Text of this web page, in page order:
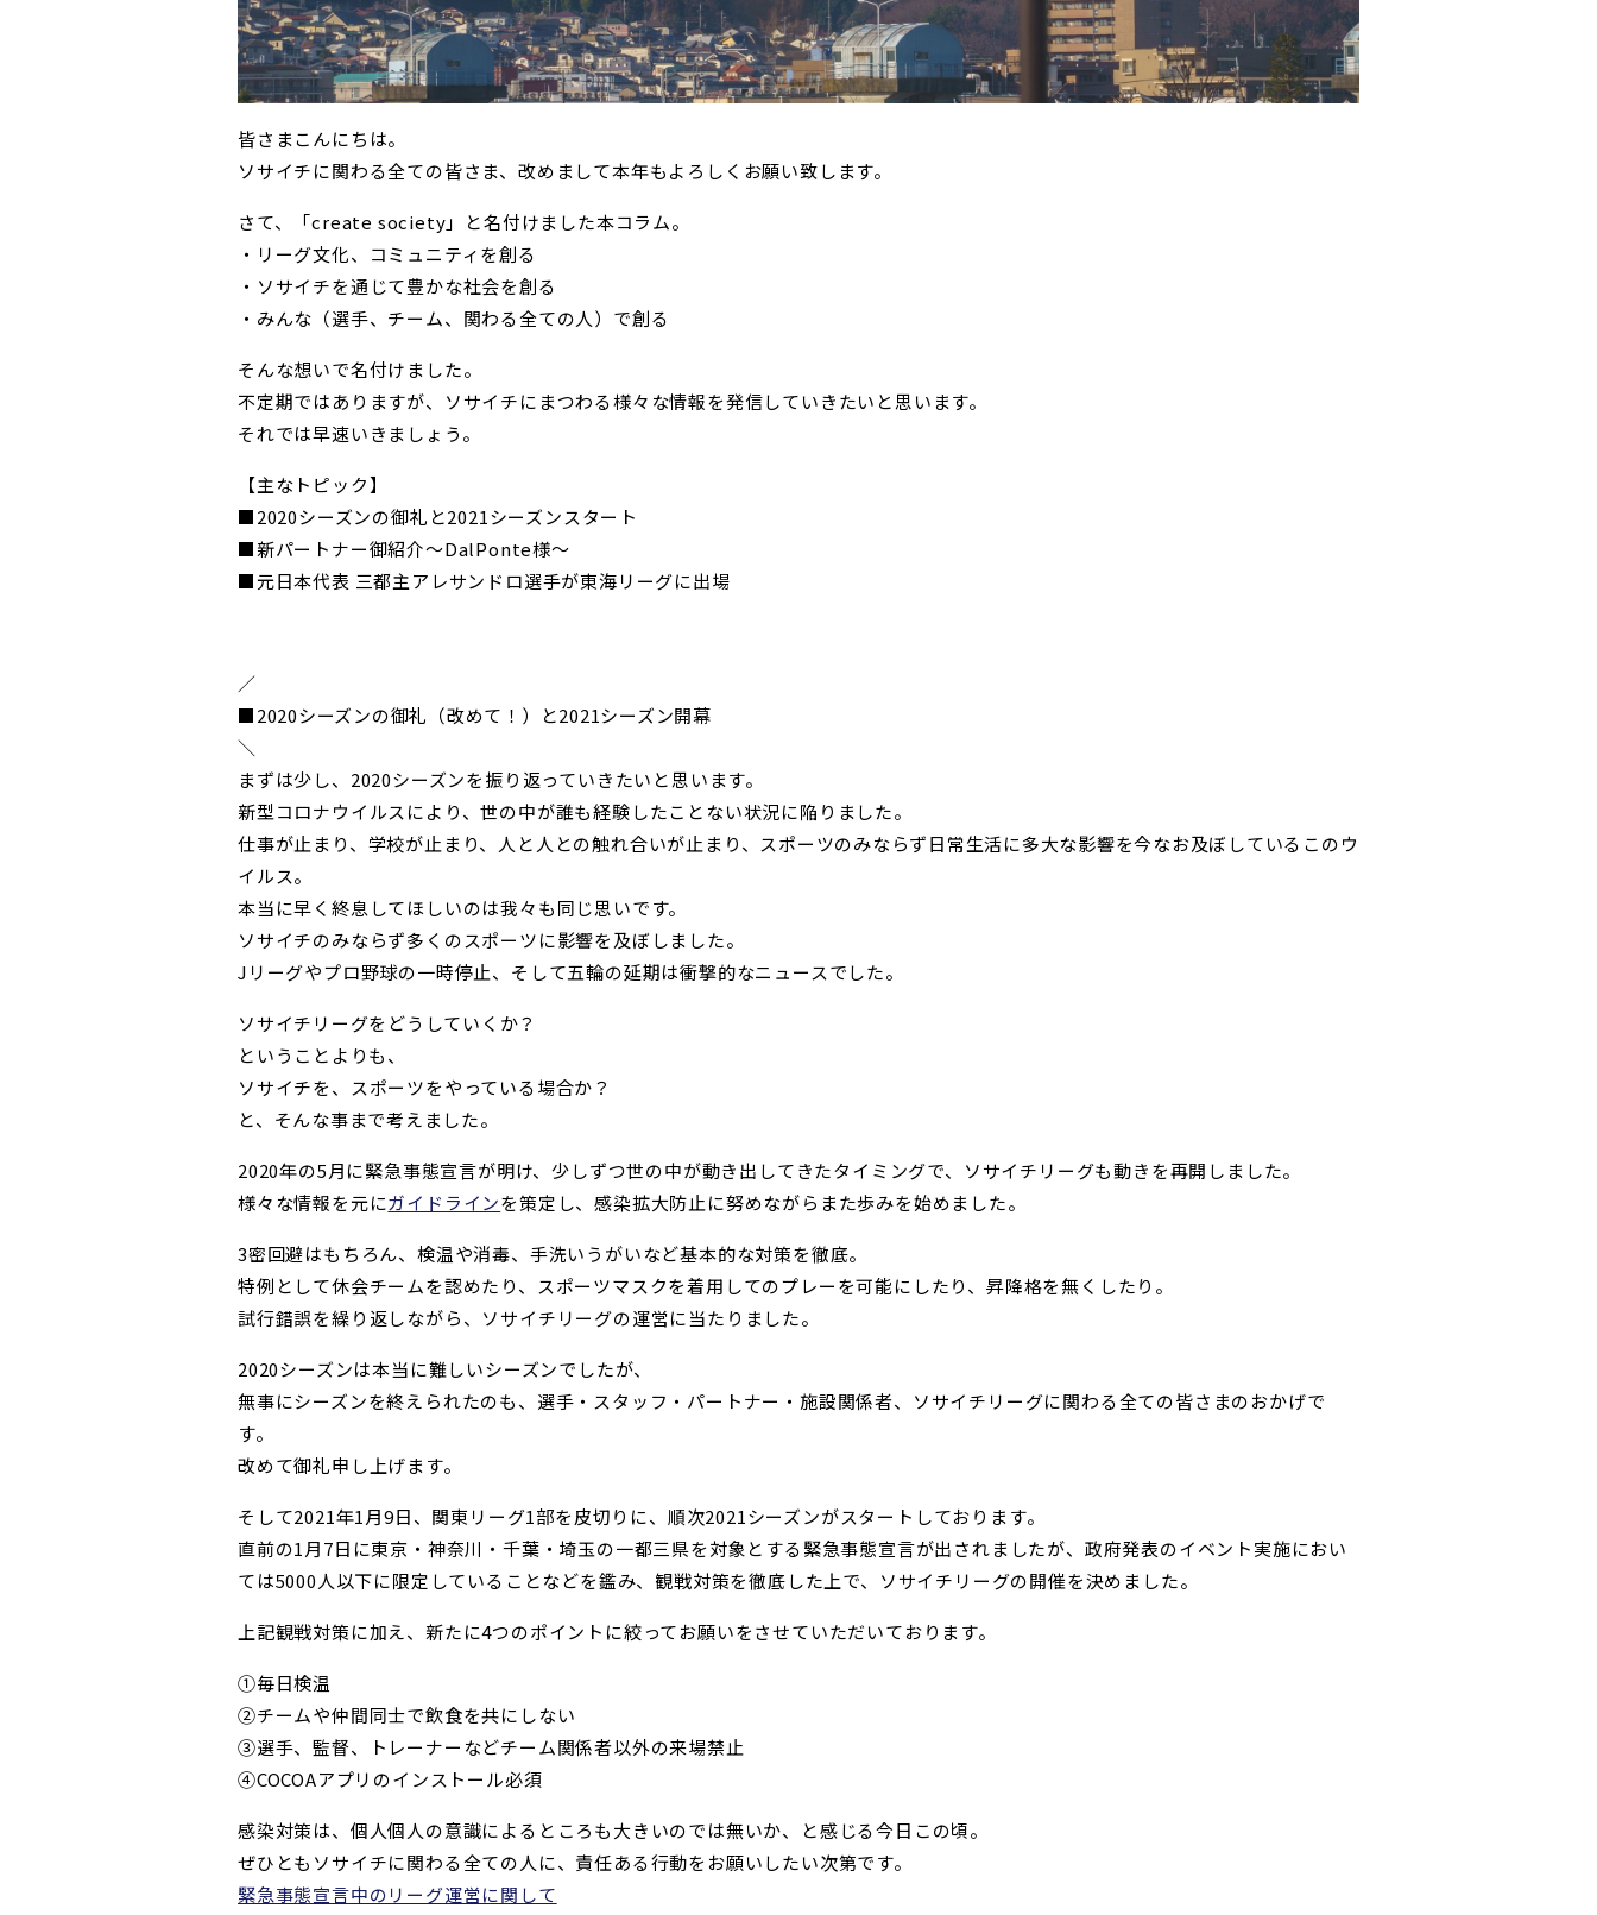
皆さまこんにちは。
ソサイチに関わる全ての皆さま、改めまして本年もよろしくお願い致します。
さて、「create society」と名付けました本コラム。
・リーグ文化、コミュニティを創る
・ソサイチを通じて豊かな社会を創る
・みんな（選手、チーム、関わる全ての人）で創る
そんな想いで名付けました。
不定期ではありますが、ソサイチにまつわる様々な情報を発信していきたいと思います。
それでは早速いきましょう。
【主なトピック】
■2020シーズンの御礼と2021シーズンスタート
■新パートナー御紹介〜DalPonte様〜
■元日本代表 三都主アレサンドロ選手が東海リーグに出場
／
■2020シーズンの御礼（改めて！）と2021シーズン開幕
＼
まずは少し、2020シーズンを振り返っていきたいと思います。
新型コロナウイルスにより、世の中が誰も経験したことない状況に陥りました。
仕事が止まり、学校が止まり、人と人との触れ合いが止まり、 スポーツのみならず日常生活に多大な影響を今なお及ぼしているこのウ
イルス。
本当に早く終息してほしいのは我々も同じ思いです。
ソサイチのみならず多くのスポーツに影響を及ぼしました。
Jリーグやプロ野球の一時停止、そして五輪の延期は衝撃的なニュースでした。
ソサイチリーグをどうしていくか？
ということよりも、
ソサイチを、スポーツをやっている場合か？
と、そんな事まで考えました。
2020年の5月に緊急事態宣言が明け、少しずつ世の中が動き出してきたタイミングで、ソサイチリーグも動きを再開しました。
様々な情報を元にガイドラインを策定し、感染拡大防止に努めながらまた歩みを始めました。
3密回避はもちろん、検温や消毒、手洗いうがいなど基本的な対策を徹底。
特例として休会チームを認めたり、スポーツマスクを着用してのプレーを可能にしたり、昇降格を無くしたり。
試行錯誤を繰り返しながら、ソサイチリーグの運営に当たりました。
2020シーズンは本当に難しいシーズンでしたが、
無事にシーズンを終えられたのも、選手・スタッフ・パートナー・施設関係者、ソサイチリーグに関わる全ての皆さまのおかげで
す。
改めて御礼申し上げます。
そして2021年1月9日、関東リーグ1部を皮切りに、順次2021シーズンがスタートしております。
直前の1月7日に東京・神奈川・千葉・埼玉の一都三県を対象とする緊急事態宣言が出されましたが、政府発表のイベント実施におい
ては5000人以下に限定していることなどを鑑み、観戦対策を徹底した上で、ソサイチリーグの開催を決めました。
上記観戦対策に加え、新たに4つのポイントに絞ってお願いをさせていただいております。
①毎日検温
②チームや仲間同士で飲食を共にしない
③選手、監督、トレーナーなどチーム関係者以外の来場禁止
④COCOAアプリのインストール必須
感染対策は、個人個人の意識によるところも大きいのでは無いか、と感じる今日この頃。
ぜひともソサイチに関わる全ての人に、責任ある行動をお願いしたい次第です。
緊急事態宣言中のリーグ運営に関して